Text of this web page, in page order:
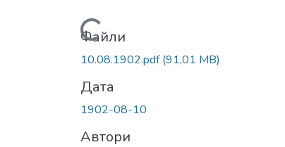
Вантажиться...
Файли
10.08.1902.pdf(91,01 MB)
Дата
1902-08-10
Автори